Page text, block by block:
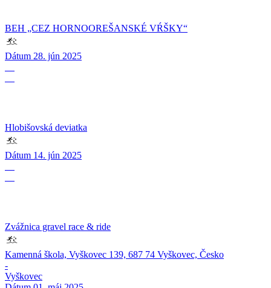
BEH „CEZ HORNOOREŠANSKÉ VŔŠKY“
Dátum 28. jún 2025
Hlobišovská deviatka
Dátum 14. jún 2025
Zvážnica gravel race & ride
Kamenná škola, Vyškovec 139, 687 74 Vyškovec, Česko
-
Vyškovec